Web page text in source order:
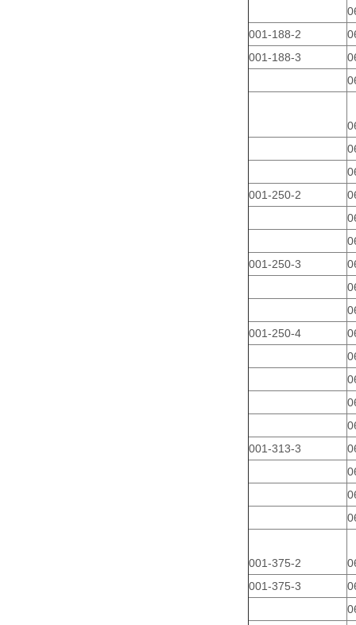
001-188-2
001-188-3
001-250-2
001-250-3
001-250-4
001-313-3
001-375-2
001-375-3